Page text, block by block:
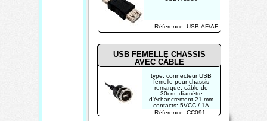
Copyright 2026
Contact
Home
USB FEMELLE CHASSIS
AVEC CÂBLE
Réference: CC091
Réference: USB-AF/AF
type: connecteur USB
femelle pour chassis
remarque: câble de
30cm, diamètre
d'échancrement 21 mm
contacts: 5VCC / 1A